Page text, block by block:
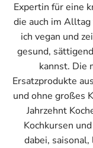
Expertin für eine
die auch im
ich vegan und
gesund,
kannst. Die
Ersatzprodukte
und ohne großes
Jahrzehnt
Kochkursen
dabei,